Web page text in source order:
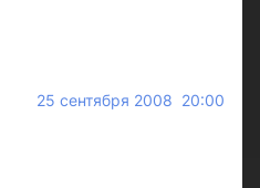
25 сентября 2008 20:00